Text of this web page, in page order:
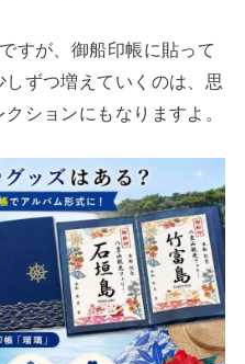
すが、御船印帳に貼って
ずつ増えていくのは、思
ションにもなりますよ。